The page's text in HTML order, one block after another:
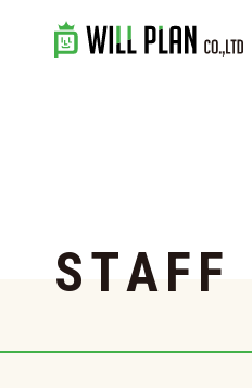
STAFF